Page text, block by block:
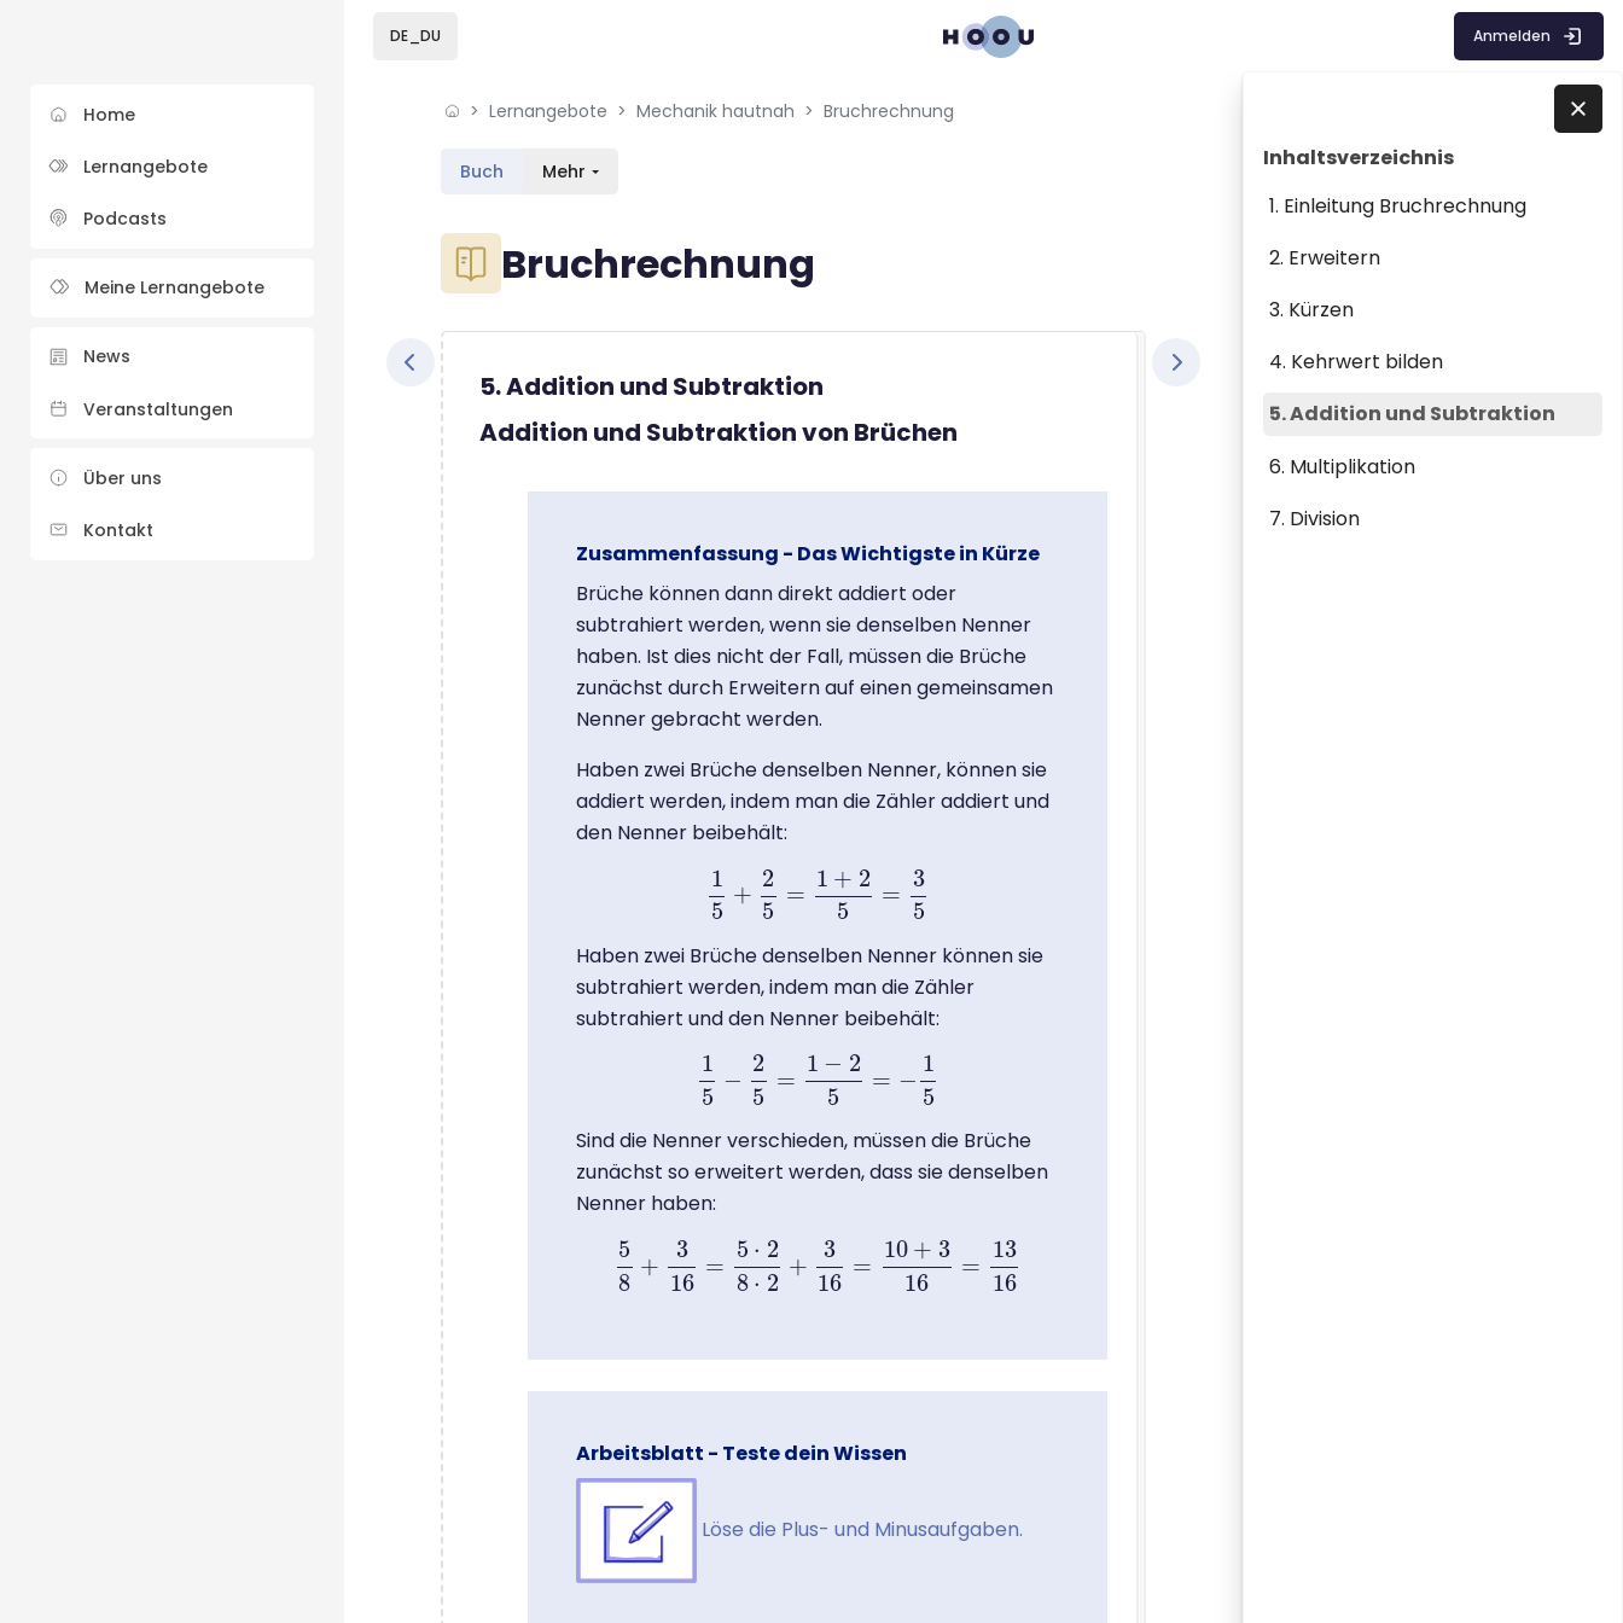
Home
Lernangebote
Podcasts
Meine Lernangebote
News
Veranstaltungen
Über uns
Kontakt
Blöcke
Inhaltsverzeichnis überspringen
Inhaltsverzeichnis
1. Einleitung Bruchrechnung
2. Erweitern
3. Kürzen
4. Kehrwert bilden
5. Addition und Subtraktion
6. Multiplikation
7. Division
Direkt zu - Schließen
DE_DU Anmelden
Lernangebote Mechanik hautnah Bruchrechnung
Buch Mehr
BlöckeBruchrechnung
Blöcke
Abschlussbedingungen
5. Addition und Subtraktion
Addition und Subtraktion von Brüchen
Zusammenfassung - Das Wichtigste in Kürze
Brüche können dann direkt addiert oder
subtrahiert werden, wenn sie denselben Nenner
haben. Ist dies nicht der Fall, müssen die Brüche
zunächst durch Erweitern auf einen gemeinsamen
Nenner gebracht werden.
Haben zwei Brüche denselben Nenner, können sie
addiert werden, indem man die Zähler addiert und
den Nenner beibehält:
1
5
+
2
5
=
1 + 2
5
=
3
5
15+2 5= 1+25=3 5
Haben zwei Brüche denselben Nenner können sie
subtrahiert werden, indem man die Zähler
subtrahiert und den Nenner beibehält:
1
5
−
2
5
=
1 − 2
5
= −
1
5
5− 25 =1−25= −15
Sind die Nenner verschieden, müssen die Brüche
zunächst so erweitert werden, dass sie denselben
Nenner haben:
5
8
+
3
16
=
5 ⋅ 2
8 ⋅ 2
+
3
16
=
10 + 3
16
=
13
16
58+ 316 =5⋅28 ⋅2+ 316 =10 +316=1316
Arbeitsblatt - Teste dein Wissen
Löse die Plus- und Minusaufgaben.